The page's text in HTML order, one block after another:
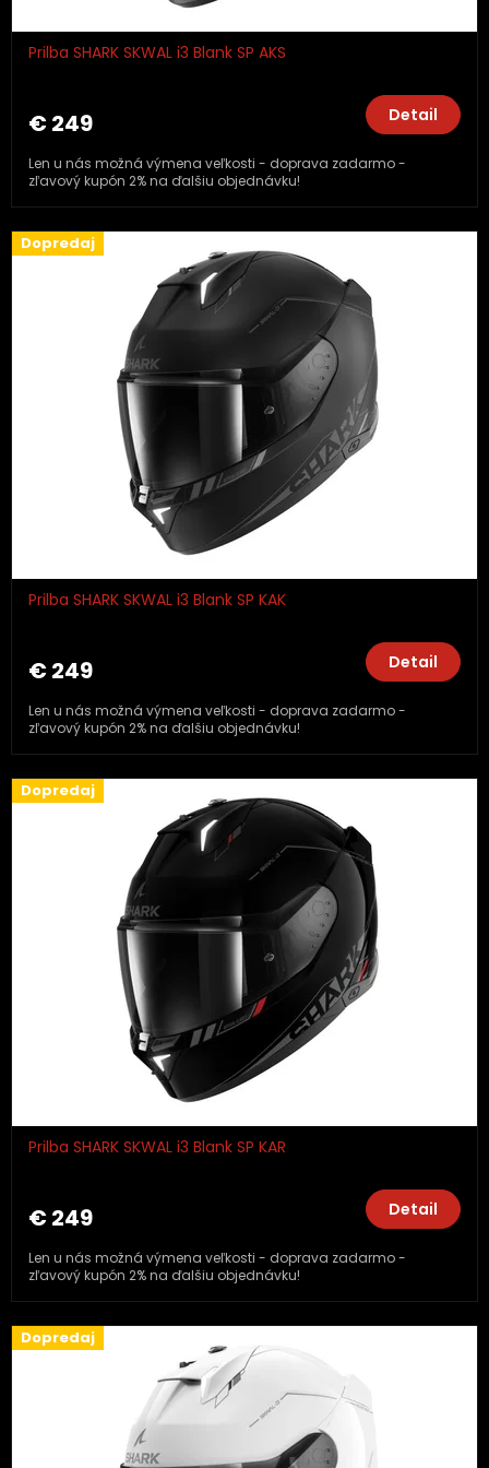
Prilba SHARK SKWAL i3 Blank SP AKS
€ 249 Detail
Len u nás možná výmena veľkosti - doprava zadarmo -
zľavový kupón 2% na ďalšiu objednávku!
Dopredaj
Prilba SHARK SKWAL i3 Blank SP KAK
€ 249 Detail
Len u nás možná výmena veľkosti - doprava zadarmo -
zľavový kupón 2% na ďalšiu objednávku!
Dopredaj
Prilba SHARK SKWAL i3 Blank SP KAR
€ 249 Detail
Len u nás možná výmena veľkosti - doprava zadarmo -
zľavový kupón 2% na ďalšiu objednávku!
Dopredaj